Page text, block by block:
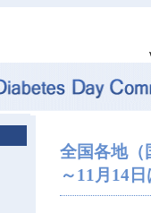
全国各地（
～11月14